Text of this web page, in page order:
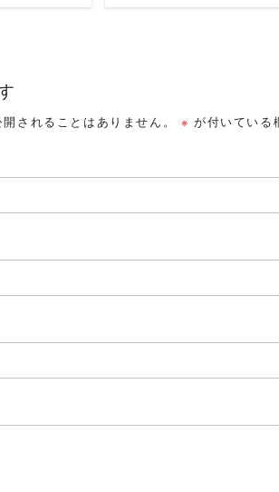
されることはありません。 ※ が付いている